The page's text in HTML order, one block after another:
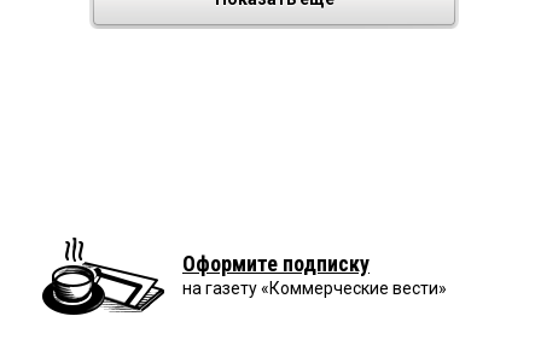
Оформите подписку
на газету «Коммерческие вести»